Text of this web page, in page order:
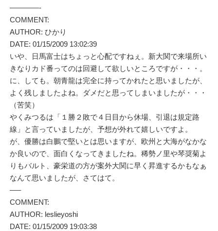
————-
COMMENT:
AUTHOR: ひかり
DATE: 01/15/2009 13:02:39
いや、日馬富士はちょっと心配ですねぇ。新大関で来場所い
きなりカド番ってのは回避して欲しいところですが・・・。
に、しても。朝青龍は完全に持ってかれたと思いましたが、
よく残しましたよね。ダメだと思ってしまいましたが・・・
（苦笑）
やくみつるは「１勝２敗で４日目から休場、引退は規定路
線」と言っていましたが、予想が外れて嬉しいですよ。
が、優勝は白鵬で堅いとは思いますが、欧州と大海がなかな
か良いので、面白くなってきましたね。稀勢ノ里や琴奨菊よ
りもバルト、豪栄道の方が案外大関に早く昇進するかもなぁ
なんて思いましたが、さてはて。
—–
COMMENT:
AUTHOR: leslieyoshi
DATE: 01/15/2009 19:03:38